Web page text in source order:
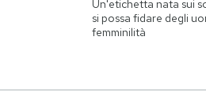
Un'etichetta nata sui
si possa fidare degli
femminilità